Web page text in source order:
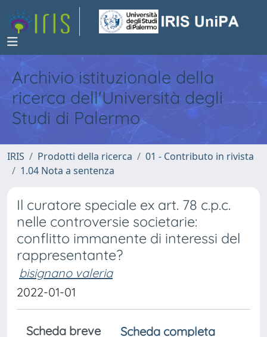
Archivio istituzionale della
ricerca dell'Università degli
Studi di Palermo
IRIS Prodotti della ricerca
01 - Contributo in rivista
1.04 Nota a sentenza
Il curatore speciale ex art. 78 c.p.c.
nelle controversie societarie:
conflitto immanente di interessi del
rappresentante?
bisignano valeria
2022-01-01
Scheda breve
Scheda completa